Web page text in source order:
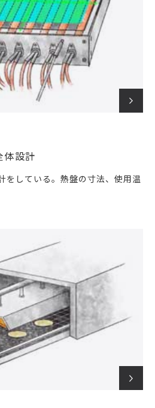
体設計
をしている。熱盤の寸法、使用温